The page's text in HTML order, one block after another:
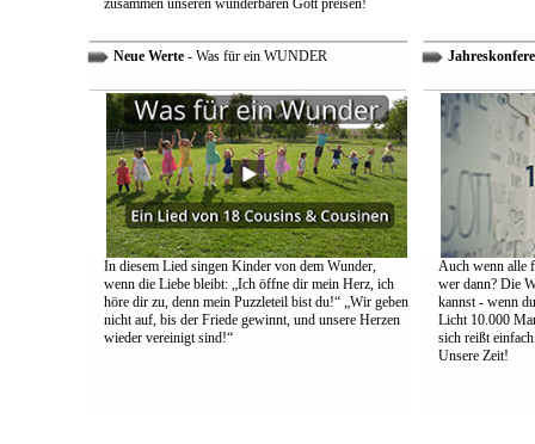
zusammen unseren wunderbaren Gott preisen!
Neue Werte- Was für ein WUNDER
In diesem Lied singen Kinder von dem Wunder,
wenn die Liebe bleibt: „Ich öffne dir mein Herz, ich
höre dir zu, denn mein Puzzleteil bist du!“ „Wir geben
nicht auf, bis der Friede gewinnt, und unsere Herzen
wieder vereinigt sind!“
Auch wenn alle
wer dann? Die
kannst - wenn
Licht 10.000
sich reißt
Unsere Zeit!